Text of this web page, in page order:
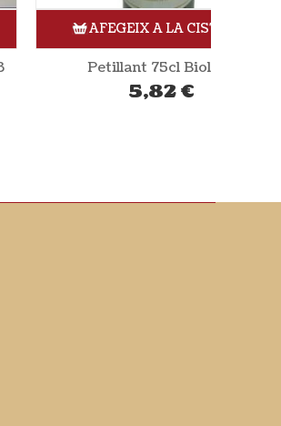
AFEGEIX A LA CISTELLA
Petillant 75cl Biolord